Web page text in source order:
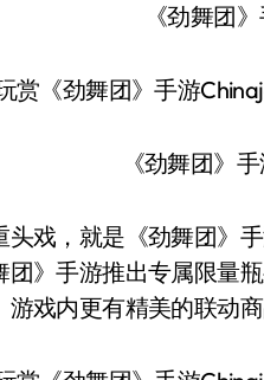
《劲舞团》
《劲舞团》手
，就是《劲舞团》手
团》手游推出专属限量
戏内更有精美的联动